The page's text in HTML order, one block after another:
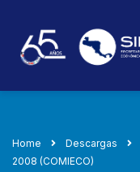
Home Descargas
2008 (COMIECO)